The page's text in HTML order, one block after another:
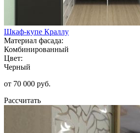
Шкаф-купе Краллу
Материал фасада:
Комбинированный
Цвет:
Черный
от 70 000 руб.
Рассчитать